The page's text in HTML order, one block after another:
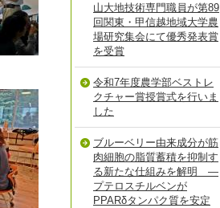
山大地技術専門職員が第89
回関東・甲信越地域大学農
場研究集会にて優秀発表賞
を受賞
令和7年度農学部ベストレ
クチャー賞授賞式を行いま
した
ブルーベリー由来成分が筋
肉細胞の脂質蓄積を抑制す
る新たな仕組みを解明 ―
プテロスチルベンが
PPARδタンパク質を安定